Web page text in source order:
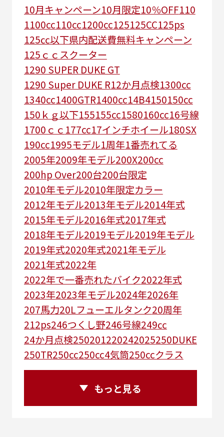
10月キャンペーン10月限定10％OFF110
1100cc110cc1200cc125125CC125ps
125㏄以下県内配送費無料キャンペーン
125ｃｃスクーター
1290 SUPER DUKE GT
1290 Super DUKE R12か月点検1300cc
1340cc1400GTR1400cc14B4150150cc
150ｋｇ以下155155cc1580160cc16号線
1700ｃｃ 177cc17インチホイール180SX
190cc1995モデル1周年1番売れてる
2005年2009年モデル200X200cc
200hp Over200台200台限定
2010年モデル2010年限定カラー
2012年モデル2013年モデル2014年式
2015年モデル2016年式2017年式
2018年モデル2019モデル2019年モデル
2019年式2020年式2021年モデル
2021年式2022年
2022年で一番売れたバイク2022年式
2023年2023年モデル2024年2026年
207馬力20Lフューエルタンク20周年
212ps246つくし野246号線249㏄
24か月点検250201220242025250DUKE
250TR250cc250cc4気筒250ccクラス
250ccスーパースポーツ250アメリカン
250ｃｃアドベンチャー250ｃｃツアラー
もっと見る